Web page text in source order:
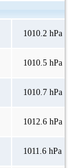
1010.2 hPa
1010.5 hPa
1010.7 hPa
1012.6 hPa
1011.6 hPa